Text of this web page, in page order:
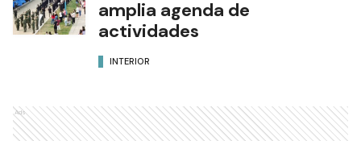
amplia agenda de
actividades
INTERIOR
Ads